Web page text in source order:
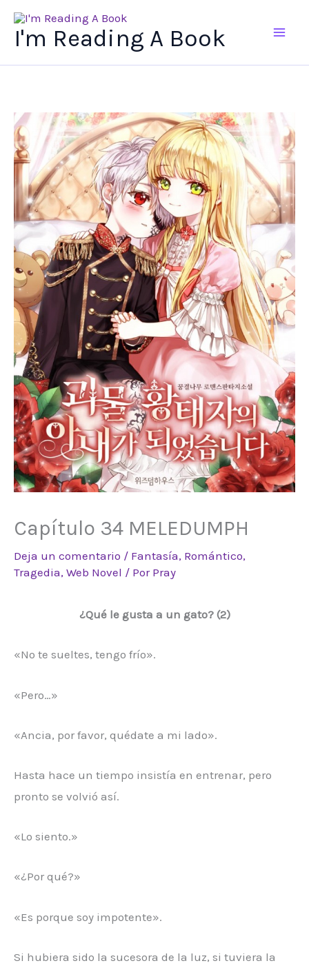
I'm Reading A Book
Capítulo 34 MELEDUMPH
Deja un comentario / Fantasía, Romántico,
Tragedia, Web Novel / Por Pray
¿Qué le gusta a un gato? (2)
«No te sueltes, tengo frío».
«Pero…»
«Ancia, por favor, quédate a mi lado».
Hasta hace un tiempo insistía en entrenar, pero
pronto se volvió así.
«Lo siento.»
«¿Por qué?»
«Es porque soy impotente».
Si hubiera sido la sucesora de la luz, si tuviera la